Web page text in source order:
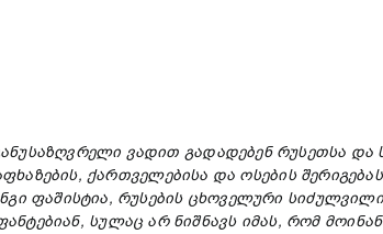
ვადით გადადებენ რუსეთსა და
,ქართველებისა და ოსების შერიგებას
ფაშისტია, რუსების ცხოველური
, სულაც არ ნიშნავს იმას, რომ